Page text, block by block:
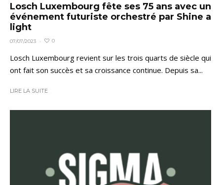
Losch Luxembourg fête ses 75 ans avec un
événement futuriste orchestré par Shine a
light
07/07/2023 · 0
Losch Luxembourg revient sur les trois quarts de siècle qui
ont fait son succès et sa croissance continue. Depuis sa...
LIRE LA SUITE